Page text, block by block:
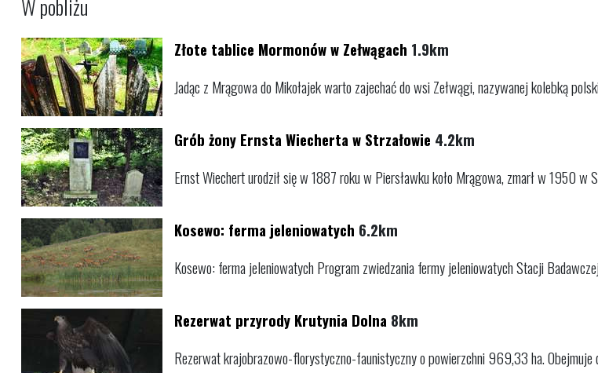
W pobliżu
Złote tablice Mormonów w Zełwągach 1.9km
Jadąc z Mrągowa do Mikołajek warto zajechać do wsi Zełwągi, nazywanej kolebką
Grób żony Ernsta Wiecherta w Strzałowie 4.2km
Ernst Wiechert urodził się w 1887 roku w Piersławku koło Mrągowa, zmarł w 1950
Kosewo: ferma jeleniowatych 6.2km
Kosewo: ferma jeleniowatych Program zwiedzania fermy jeleniowatych Stacji
Rezerwat przyrody Krutynia Dolna 8km
Rezerwat krajobrazowo-florystyczno-faunistyczny o powierzchni 969,33 ha. Obejmuje